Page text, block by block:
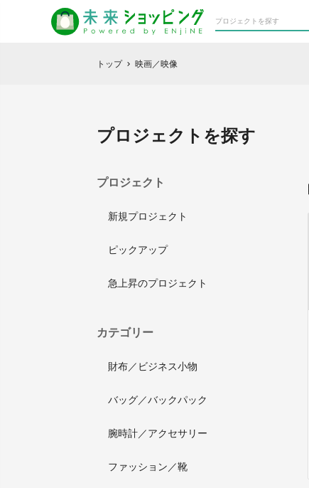
トップ chevron_right 映画／映像
プロジェクトを探す
プロジェクト
新規プロジェクト
ピックアップ
急上昇のプロジェクト
カテゴリー
財布／ビジネス小物
バッグ／バックパック
腕時計／アクセサリー
ファッション／靴